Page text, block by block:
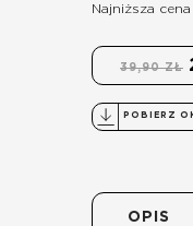
Najniższa
39,90 ZŁ
POBIERZ
OPIS